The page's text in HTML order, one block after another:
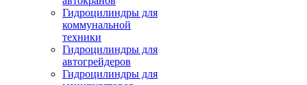
Гидроцилиндры для
коммунальной
техники
Гидроцилиндры для
автогрейдеров
Гидроцилиндры для